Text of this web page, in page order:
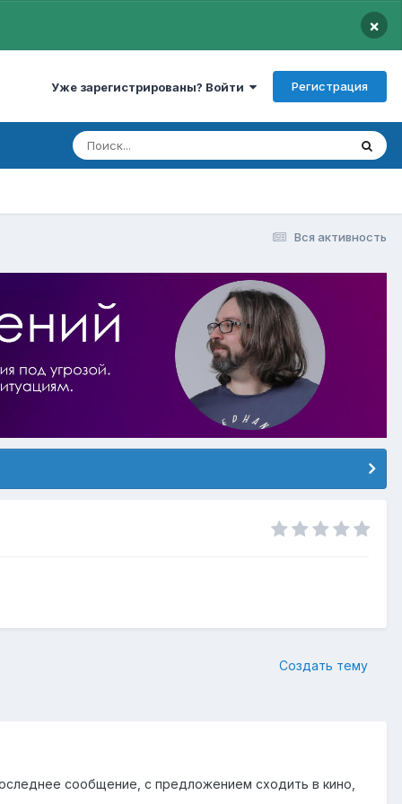
×
Уже зарегистрированы? Войти Регистрация
Вся активность
Создать тему
сообщение, с предложением сходить в кино,